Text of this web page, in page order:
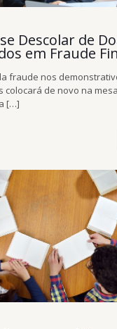
Descolar de
em Fraude
fraude nos
colocará de novo na
[…]